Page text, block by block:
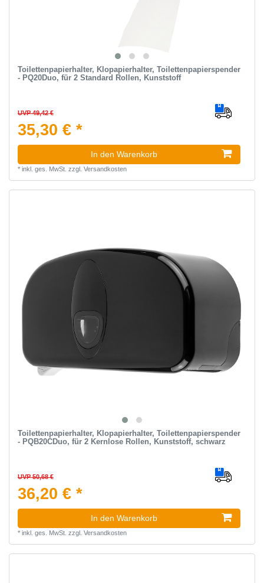
Toilettenpapierhalter, Klopapierhalter, Toilettenpapierspender
- PQ20Duo, für 2 Standard Rollen, Kunststoff
UVP 49,42 €
35,30 € *
In den Warenkorb
* inkl. ges. MwSt. zzgl. Versandkosten
Toilettenpapierhalter, Klopapierhalter, Toilettenpapierspender
- PQB20CDuo, für 2 Kernlose Rollen, Kunststoff, schwarz
UVP 50,68 €
36,20 € *
In den Warenkorb
* inkl. ges. MwSt. zzgl. Versandkosten